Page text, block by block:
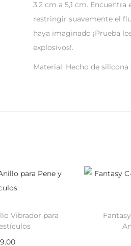
3,2 cm a 5,1 cm.
restringir suavemente el
haya imaginado ¡Prueba
explosivos!.
Material: Hecho de silicona
Vibrador para